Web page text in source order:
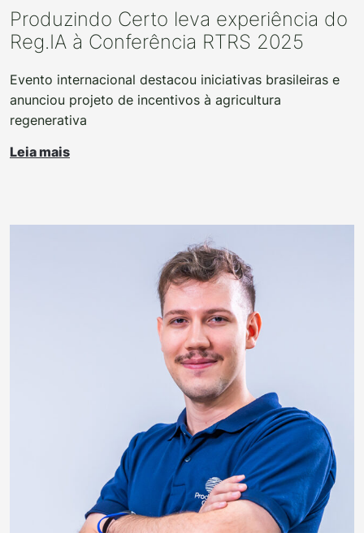
Produzindo Certo leva experiência do
Reg.IA à Conferência RTRS 2025
Evento internacional destacou iniciativas brasileiras e
anunciou projeto de incentivos à agricultura
regenerativa
Leia mais